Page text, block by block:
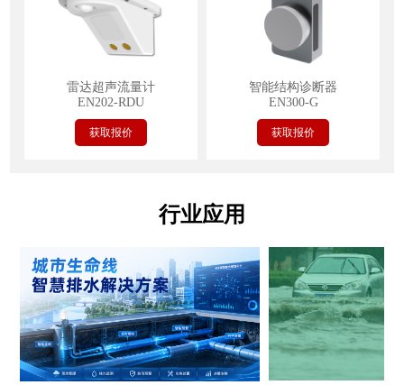
雷达超声流量计
EN202-RDU
获取报价
智能结构诊断器
EN300-G
获取报价
行业应用